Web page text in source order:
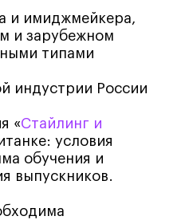
и имиджмейкера,
и зарубежном
типами
индустрии России
«Стайлинг и
условия
обучения и
выпускников.